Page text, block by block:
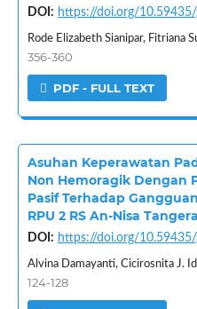
DOI: https://doi.org/
Rode Elizabeth Sianipar, Fitriana
356-360
PDF - FULL TEXT
Asuhan Keperawatan
Non Hemoragik Dengan
Pasif Terhadap
RPU 2 RS An-Nisa
DOI: https://doi.org/
Alvina Damayanti, Cicirosnita J.
124-128